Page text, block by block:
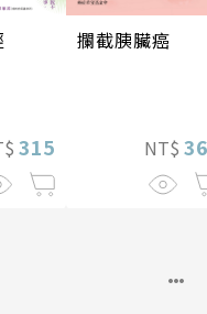
315
攔截胰臟癌
NT$